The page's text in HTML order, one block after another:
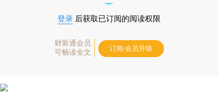
登录 后获取已订阅的阅读权限
财新通会员
可畅读全文
订阅/会员升级